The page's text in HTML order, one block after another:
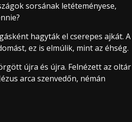
sorsának letéteményese,
hagyták el cserepes ajkát. A
ez is elmúlik, mint az éhség.
újra és újra. Felnézett az oltár
arca szenvedőn, némán